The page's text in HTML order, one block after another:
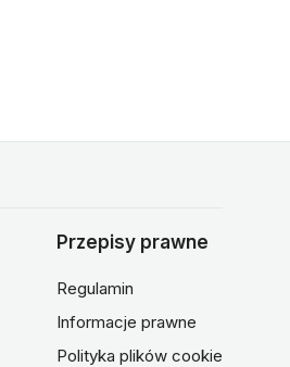
Przepisy prawne
Regulamin
Informacje prawne
Polityka plików cookie